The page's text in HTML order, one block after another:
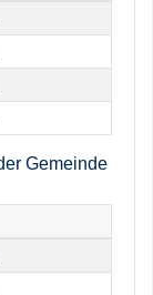
Gemeinde